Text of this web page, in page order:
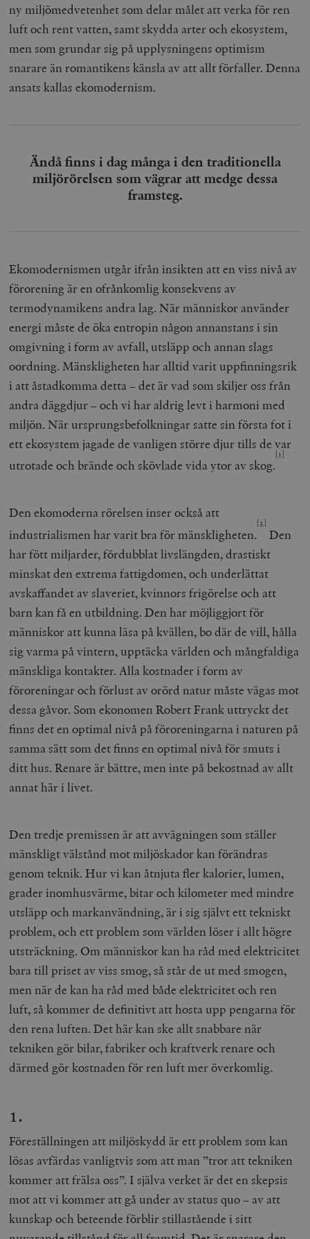
ny miljömedvetenhet som delar målet att verka för ren
luft och rent vatten, samt skydda arter och ekosystem,
men som grundar sig på upplysningens optimism
snarare än romantikens känsla av att allt förfaller. Denna
ansats kallas ekomodernism.
Ändå finns i dag många i den traditionella
miljörörelsen som vägrar att medge dessa
framsteg.
Ekomodernismen utgår ifrån insikten att en viss nivå av
förorening är en ofrånkomlig konsekvens av
termodynamikens andra lag. När människor använder
energi måste de öka entropin någon annanstans i sin
omgivning i form av avfall, utsläpp och annan slags
oordning. Mänskligheten har alltid varit uppfinningsrik
i att åstadkomma detta – det är vad som skiljer oss från
andra däggdjur – och vi har aldrig levt i harmoni med
miljön. När ursprungsbefolkningar satte sin första fot i
ett ekosystem jagade de vanligen större djur tills de var
utrotade och brände och skövlade vida ytor av skog.
[1]
Den ekomoderna rörelsen inser också att
industrialismen har varit bra för mänskligheten.
[2]
Den
har fött miljarder, fördubblat livslängden, drastiskt
minskat den extrema fattigdomen, och underlättat
avskaffandet av slaveriet, kvinnors frigörelse och att
barn kan få en utbildning. Den har möjliggjort för
människor att kunna läsa på kvällen, bo där de vill, hålla
sig varma på vintern, upptäcka världen och mångfaldiga
mänskliga kontakter. Alla kostnader i form av
föroreningar och förlust av orörd natur måste vägas mot
dessa gåvor. Som ekonomen Robert Frank uttryckt det
finns det en optimal nivå på föroreningarna i naturen på
samma sätt som det finns en optimal nivå för smuts i
ditt hus. Renare är bättre, men inte på bekostnad av allt
annat här i livet.
Den tredje premissen är att avvägningen som ställer
mänskligt välstånd mot miljöskador kan förändras
genom teknik. Hur vi kan åtnjuta fler kalorier, lumen,
grader inomhusvärme, bitar och kilometer med mindre
utsläpp och markanvändning, är i sig självt ett tekniskt
problem, och ett problem som världen löser i allt högre
utsträckning. Om människor kan ha råd med elektricitet
bara till priset av viss smog, så står de ut med smogen,
men när de kan ha råd med både elektricitet och ren
luft, så kommer de definitivt att hosta upp pengarna för
den rena luften. Det här kan ske allt snabbare när
tekniken gör bilar, fabriker och kraftverk renare och
därmed gör kostnaden för ren luft mer överkomlig.
1.
Föreställningen att miljöskydd är ett problem som kan
lösas avfärdas vanligtvis som att man ”tror att tekniken
kommer att frälsa oss”. I själva verket är det en skepsis
mot att vi kommer att gå under av status quo – av att
kunskap och beteende förblir stillastående i sitt